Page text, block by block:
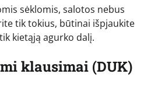
sėklomis, salotos nebus
tik tokius, būtinai išpjaukite
kietąją agurko dalį.
klausimai (DUK)